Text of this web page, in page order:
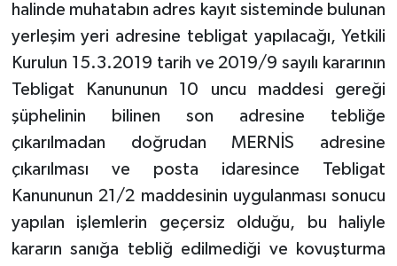
halinde muhatabın adres kayıt sisteminde bulunan
yerleşim yeri adresine tebligat yapılacağı, Yetkili
Kurulun 15.3.2019 tarih ve 2019/9 sayılı kararının
Tebligat Kanununun 10 uncu maddesi gereği
şüphelinin bilinen son adresine tebliğe
çıkarılmadan doğrudan MERNİS adresine
çıkarılması ve posta idaresince Tebligat
Kanununun 21/2 maddesinin uygulanması sonucu
yapılan işlemlerin geçersiz olduğu, bu haliyle
kararın sanığa tebliğ edilmediği ve kovuşturma